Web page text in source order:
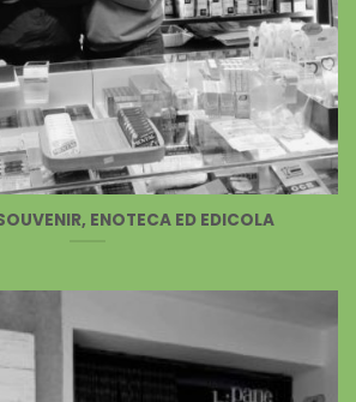
ENOTECA ED EDICOLA